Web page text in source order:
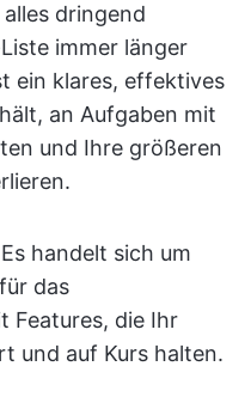
dringend
immer länger
ein klares, effektives
an Aufgaben mit
und Ihre größeren
handelt sich um
das
Features, die Ihr
und auf Kurs halten.